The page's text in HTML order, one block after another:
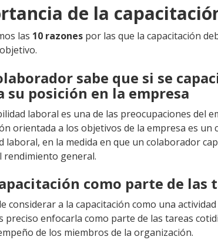
de la
las 10 razones por las que la capacitación
sabe que si se
su posición en la empresa
laboral es una de las preocupaciones del
orientada a los objetivos de la empresa es un
laboral, en la medida en que un colaborador
rendimiento general.
como parte de las
considerar a la capacitación como una
preciso enfocarla como parte de las tareas
de los miembros de la organización.